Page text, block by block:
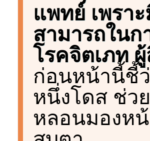
แพทย์ เพรา
สามารถในก
โรคจิตเภท
ก่อนหน้านี้ชี้ว่
หนึ่งโดส ช่ว
หลอนมองห